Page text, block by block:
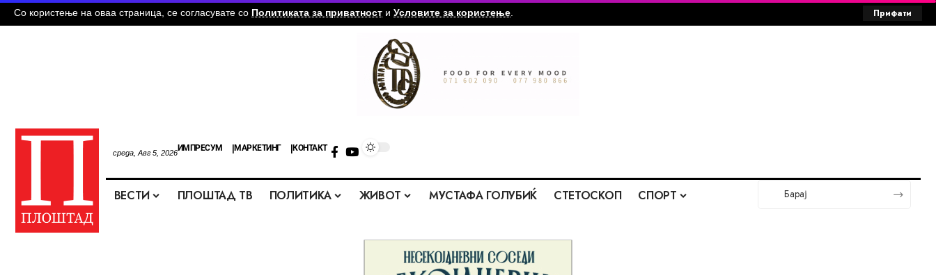
Со користење на оваа страница, се согласувате со Политиката за приватност и Условите за користење. Прифати
среда, Авг 5, 2026ИМПРЕСУМ МАРКЕТИНГ КОНТАКТ
ВЕСТИ ПЛОШТАД ТВ ПОЛИТИКА ЖИВОТ МУСТАФА ГОЛУБИЌ СТЕТОСКОП СПОРТ